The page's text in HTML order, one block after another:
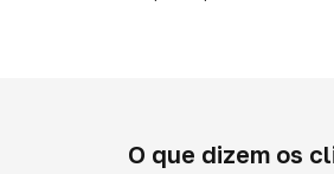
O que dizem os